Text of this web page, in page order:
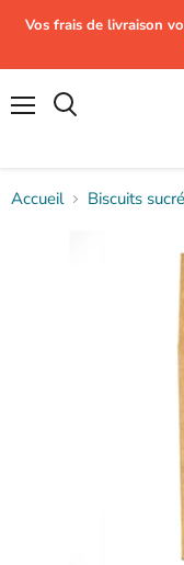
Vos frais de livraison
Accueil Biscuits